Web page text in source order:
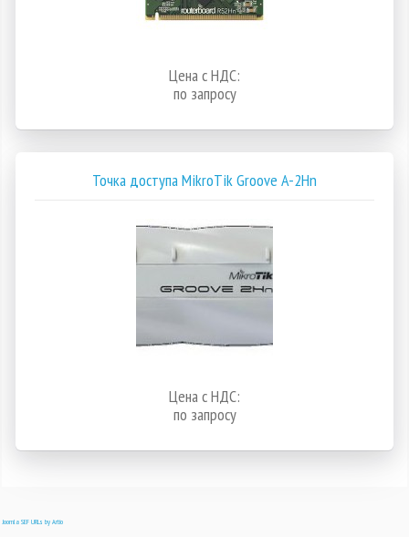
Цена с НДС:
по запросу
Точка доступа MikroTik Groove A-2Hn
Цена с НДС:
по запросу
Joomla SEF URLs by Artio